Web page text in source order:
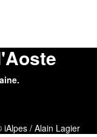
/ Alain Lagier